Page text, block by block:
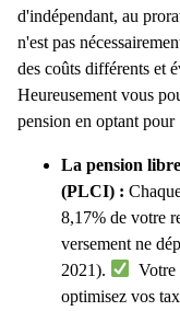
d'indépendant, au
n'est pas
des coûts différents et
Heureusement vous
pension en optant pour
La pension
(PLCI) :
8,17% de votre
versement ne
2021).
Votre
optimisez vos